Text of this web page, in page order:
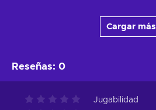
Cargar más
Reseñas: 0
Jugabilidad